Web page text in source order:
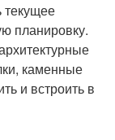
текущее
планировку.
каменные
и встроить в